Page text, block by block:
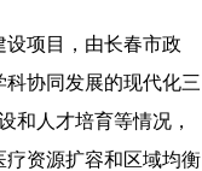
项目，由长春市政
协同发展的现代化三
和人才培育等情况，
资源扩容和区域均衡